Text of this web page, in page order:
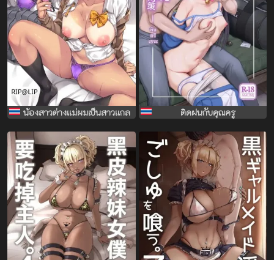
น้องสาวต่างเเม่ผมเป็นสาวเเกล ติดฝนกับคุณครู